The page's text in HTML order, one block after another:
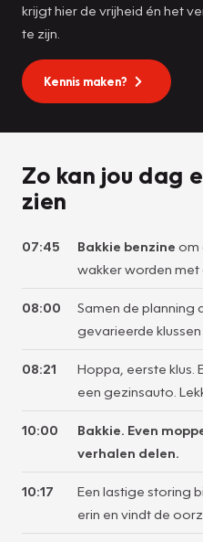
krijgt hier de vrijheid én het
te zijn.
Kennis maken?
Zo kan jou dag
zien
07:45 Bakkie benzine om
wakker worden met
08:00
Samen de planning
gevarieerde
08:21
Hoppa, eerste klus.
een gezinsauto.
10:00
Bakkie. Even
verhalen delen.
10:17
Een lastige storing
erin en vindt de